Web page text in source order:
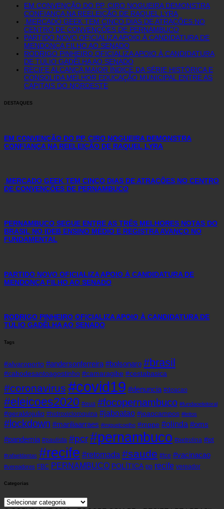
EM CONVENÇÃO DO PP, CIRO NOGUEIRA DEMONSTRA
CONFIANÇA NA REELEIÇÃO DE RAQUEL LYRA
MERCADO GEEK TEM CINCO DIAS DE ATRAÇÕES NO
CENTRO DE CONVENÇÕES DE PERNAMBUCO
PARTIDO NOVO OFICIALIZA APOIO À CANDIDATURA DE
MENDONÇA FILHO AO SENADO
RODRIGO PINHEIRO OFICIALIZA APOIO À CANDIDATURA
DE TÚLIO GADÊLHA AO SENADO
RECIFE ALCANÇA MAIOR ÍNDICE DA SÉRIE HISTÓRICA E
CONSOLIDA MELHOR EDUCAÇÃO MUNICIPAL ENTRE AS
CAPITAIS DO NORDESTE
DESTAQUES
EM CONVENÇÃO DO PP, CIRO NOGUEIRA DEMONSTRA
CONFIANÇA NA REELEIÇÃO DE RAQUEL LYRA
MERCADO GEEK TEM CINCO DIAS DE ATRAÇÕES NO CENTRO
DE CONVENÇÕES DE PERNAMBUCO
PERNAMBUCO SEGUE ENTRE AS TRÊS MELHORES NOTAS DO
BRASIL NO IDEB ENSINO MÉDIO E REGISTRA AVANÇO NO
FUNDAMENTAL
PARTIDO NOVO OFICIALIZA APOIO À CANDIDATURA DE
MENDONÇA FILHO AO SENADO
RODRIGO PINHEIRO OFICIALIZA APOIO À CANDIDATURA DE
TÚLIO GADÊLHA AO SENADO
Tags
#alvaroporto #andersonferreira #bolsonaro #brasil
#cabodesantoagostinho #camaragibe #cestabasica
#coronavirus #covid19 #denuncia #doacao
#eleicoes2020 #eua #focopernambuco #fundaoeleitoral
#geraldojulio #hidroxicloroquina #jaboatao #joaocampos #leitos
#lockdown #mariliaarraes #miguelcoelho #mppe #olinda #oms
#pandemia #paulista #pcr#pernambuco #petrolina #pt
#rafaeldantas #recife #retomada #saude #tce #vacinacao
#vereadores FBC PERNAMBUCO POLÍTICA pp recife vereador
Categorias
Categorias